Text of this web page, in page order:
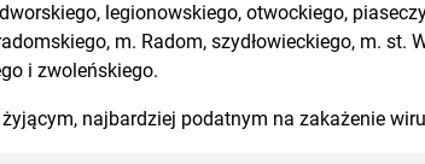
legionowskiego, otwockiego,
m. Radom, szydłowieckiego, m. st.
i zwoleńskiego.
najbardziej podatnym na zakażenie